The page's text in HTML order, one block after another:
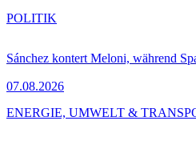
Sánchez kontert Meloni, während
07.08.2026
POLITIK
ENERGIE, UMWELT &